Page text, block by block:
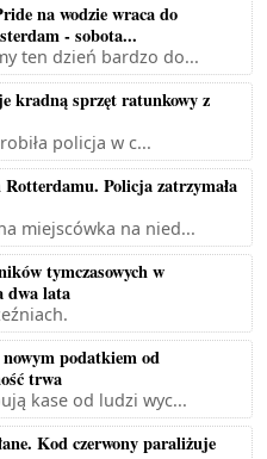
na wodzie wraca do
- sobota...
ten dzień bardzo do...
kradną sprzęt ratunkowy z
policja w c...
Policja zatrzymała
miejscówka na nied...
tymczasowych w
dwa lata
nowym podatkiem od
trwa
kase od ludzi wyc...
Kod czerwony paraliżuje